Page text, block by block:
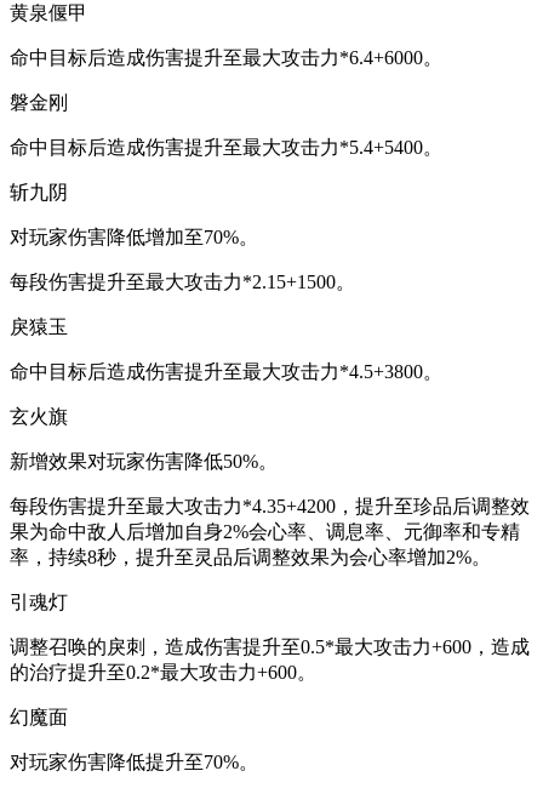
黄泉偃甲
命中目标后造成伤害提升至最大攻击力*6.4+6000。
磐金刚
命中目标后造成伤害提升至最大攻击力*5.4+5400。
斩九阴
对玩家伤害降低增加至70%。
每段伤害提升至最大攻击力*2.15+1500。
戾猿玉
命中目标后造成伤害提升至最大攻击力*4.5+3800。
玄火旗
新增效果对玩家伤害降低50%。
每段伤害提升至最大攻击力*4.35+4200，提升至珍品后调整效
果为命中敌人后增加自身2%会心率、调息率、元御率和专精
率，持续8秒，提升至灵品后调整效果为会心率增加2%。
引魂灯
调整召唤的戾刺，造成伤害提升至0.5*最大攻击力+600，造成
的治疗提升至0.2*最大攻击力+600。
幻魔面
对玩家伤害降低提升至70%。